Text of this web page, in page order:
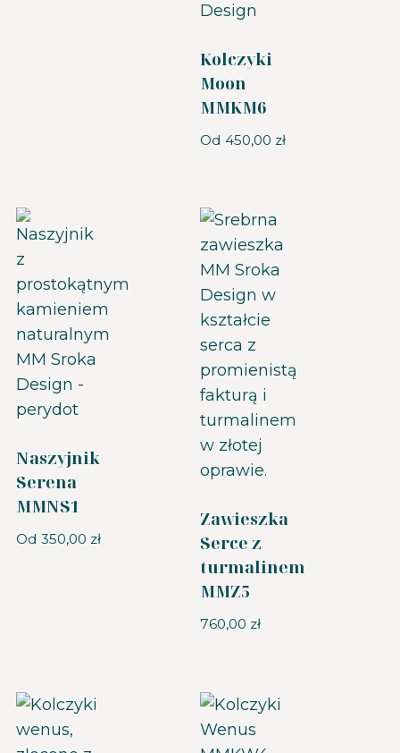
Kolczyki
Moon
MMKM6
Od 450,00 zł
Naszyjnik
Serena
MMNS1
Od 350,00 zł
Zawieszka
Serce z
turmalinem
MMZ5
760,00 zł